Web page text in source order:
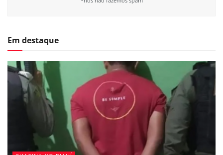
Em destaque